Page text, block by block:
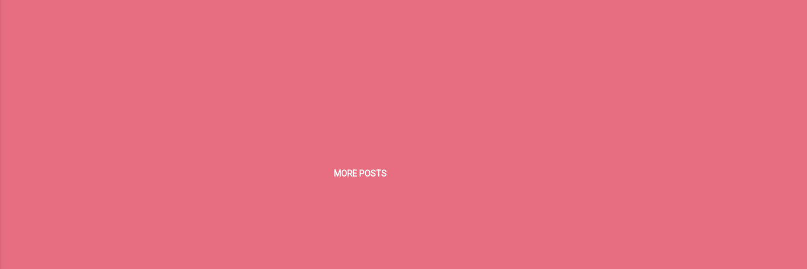
MORE POSTS